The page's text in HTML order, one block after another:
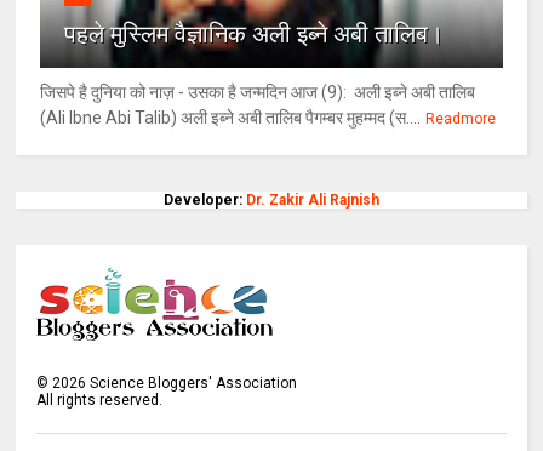
पहले मुस्लिम वैज्ञानिक अली इब्ने अबी तालिब।
जिसपे है दुनिया को नाज़ - उसका है जन्मदिन आज (9): अली इब्ने अबी तालिब
(Ali Ibne Abi Talib) अली इब्ने अबी तालिब पैगम्बर मुहम्मद (स....
Readmore
Developer: Dr. Zakir Ali Rajnish
©2026 Science Bloggers' Association
All rights reserved.